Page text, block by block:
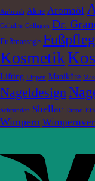
Airbrush Akne Aromaöl
Cellulite Collagen Dr.
Fußmassage
Kosmetik
Lifting Lippen Maniküre
Nageldesign
Schrunden Shellac Tattoo-
Wimpern